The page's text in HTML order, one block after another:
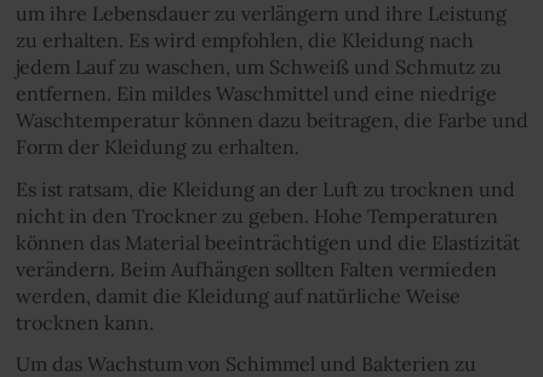
um ihre Lebensdauer zu verlängern und ihre Leistung
zu erhalten. Es wird empfohlen, die Kleidung nach
jedem Lauf zu waschen, um Schweiß und Schmutz zu
entfernen. Ein mildes Waschmittel und eine niedrige
Waschtemperatur können dazu beitragen, die Farbe und
Form der Kleidung zu erhalten.
Es ist ratsam, die Kleidung an der Luft zu trocknen und
nicht in den Trockner zu geben. Hohe Temperaturen
können das Material beeinträchtigen und die Elastizität
verändern. Beim Aufhängen sollten Falten vermieden
werden, damit die Kleidung auf natürliche Weise
trocknen kann.
Um das Wachstum von Schimmel und Bakterien zu